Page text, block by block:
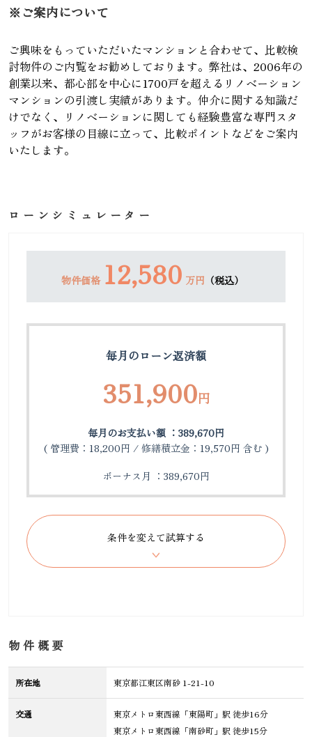
※ご案内について
ご興味をもっていただいたマンションと合わせて、比較検
討物件のご内覧をお勧めしております。弊社は、2006年の
創業以来、都心部を中心に1700戸を超えるリノベーション
マンションの引渡し実績があります。仲介に関する知識だ
けでなく、リノベーションに関しても経験豊富な専門スタ
ッフがお客様の目線に立って、比較ポイントなどをご案内
いたします。
ローンシミュレーター
物件価格 12,580 万円 （税込）
毎月のローン返済額
351,900円
毎月のお支払い額 ：389,670円
( 管理費：18,200円 / 修繕積立金：19,570円 含む )
ボーナス月 ：389,670円
物件概要
所在地 東京都江東区南砂 1-21-10
交通
東京メトロ東西線「東陽町」駅 徒歩16分
東京メトロ東西線「南砂町」駅 徒歩15分